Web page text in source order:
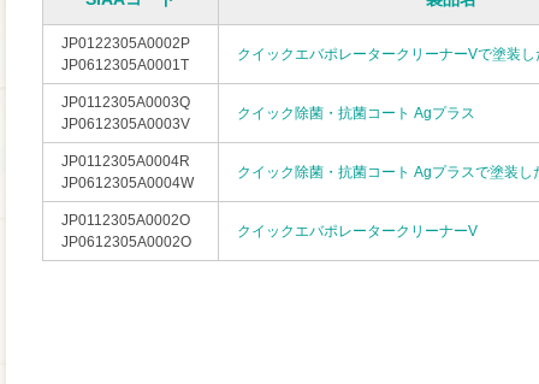
JP0122305A0002P
JP0612305A0001T
クイックエバポレータークリーナーVで塗装し
JP0112305A0003Q
JP0612305A0003V
クイック除菌・抗菌コート Agプラス
JP0112305A0004R
JP0612305A0004W
クイック除菌・抗菌コート Agプラスで塗装し
JP0112305A0002O
JP0612305A0002O
クイックエバポレータークリーナーV